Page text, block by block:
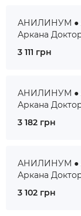
АНИЛИНУМ ●
Аркана
3 111 грн
АНИЛИНУМ ●
Аркана
3 182 грн
АНИЛИНУМ ●
Аркана
3 102 грн